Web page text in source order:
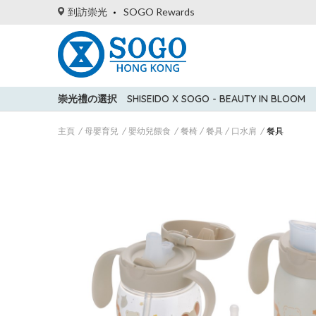
到訪崇光 SOGO Rewards
崇光禮の選択 SHISEIDO X SOGO - BEAUTY IN BLOOM
主頁 母嬰育兒 嬰幼兒餵食 餐椅 / 餐具 / 口水肩 餐具